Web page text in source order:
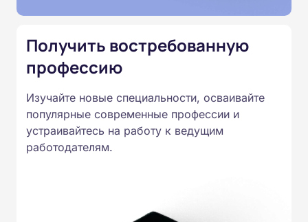
соответствии с Федеральными
государственными
профессионального образования.
Удостоверения и дипломы о
прохождении обучения
Получить востребованную
профессию
Изучайте новые специальности, осваивайте
популярные современные профессии и
устраивайтесь на работу к ведущим
работодателям.